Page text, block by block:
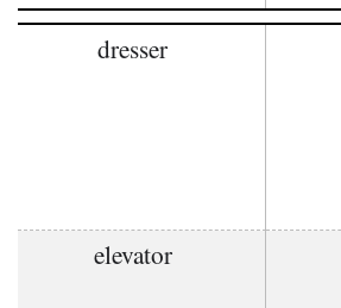
dresser
elevator